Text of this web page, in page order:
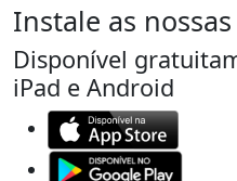
Instale as
Disponível
iPad e Android